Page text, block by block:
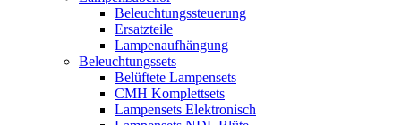
Beleuchtungssteuerung
Ersatzteile
Lampenaufhängung
Beleuchtungssets
Belüftete Lampensets
CMH Komplettsets
Lampensets Elektronisch